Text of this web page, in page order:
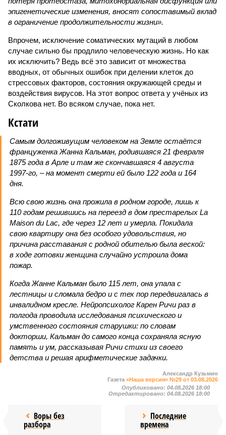
эпигенетические изменения, вносят сопоставимый вклад
в ограничение продолжительности жизни».
Впрочем, исключение соматических мутаций в любом
случае сильно бы продлило человеческую жизнь. Но как
их исключить? Ведь всё это зависит от множества
вводных, от обычных ошибок при делении клеток до
стрессовых факторов, состояния окружающей среды и
воздействия вирусов. На этот вопрос ответа у учёных из
Сколкова нет. Во всяком случае, пока нет.
Кстати
Самым долгоживущим человеком на Земле остаётся
француженка Жанна Кальман, родившаяся 21 февраля
1875 года в Арле и там же скончавшаяся 4 августа
1997-го, – на момент смерти ей было 122 года и 164
дня.
Всю свою жизнь она прожила в родном городе, лишь к
110 годам решившись на переезд в дом престарелых La
Maison du Lac, где через 12 лет и умерла. Покидала
свою квартиру она без особого удовольствия, но
причина расставания с родной обителью была веской:
в ходе готовки женщина случайно устроила дома
пожар.
Когда Жанне Кальман было 115 лет, она упала с
лестницы и сломала бедро и с тех пор передвигалась в
инвалидном кресле. Нейропсихолог Карен Ричи раз в
полгода проводила исследования психического и
умственного состояния старушки: по словам
докторши, Кальман до самого конца сохраняла ясную
память и ум, рассказывая Ричи стихи из своего
детства и решая арифметические задачки.
Александр Кузьмин
Газета «Наша версия» №29 от 03.08.2026
Опубликовано: 04.08.2026 18:00
Отредактировано: 04.08.2026 18:00
Воры без
разбора
Последние
времена